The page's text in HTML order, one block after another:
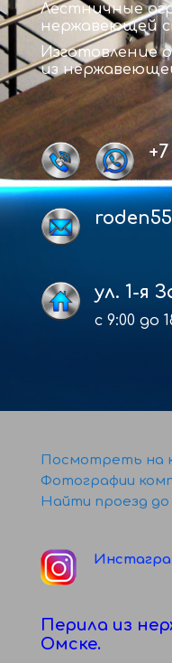
Лестничные
нержавеющей
Изготовление
из
ул. 1-я
с 9:00 до
Посмотреть на
Фотографии
Найти проезд до
Перила из
Омске.